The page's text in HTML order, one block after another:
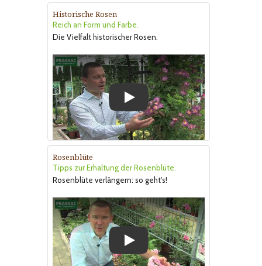
Historische Rosen
Reich an Form und Farbe.
Die Vielfalt historischer Rosen.
Rosenblüte
Tipps zur Erhaltung der Rosenblüte.
Rosenblüte verlängern: so geht's!